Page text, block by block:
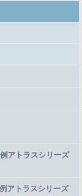
アトラスシリーズ
アトラスシリーズ